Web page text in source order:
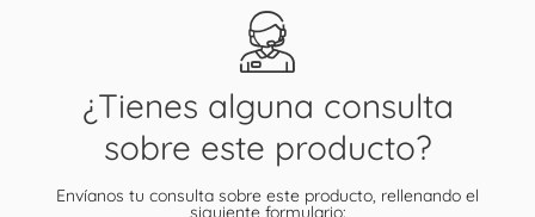
¿Tienes alguna consulta
sobre este producto?
Envíanos tu consulta sobre este producto, rellenando el
siguiente formulario: